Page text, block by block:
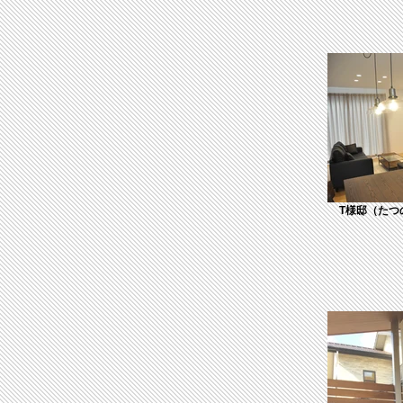
T様邸（たつ